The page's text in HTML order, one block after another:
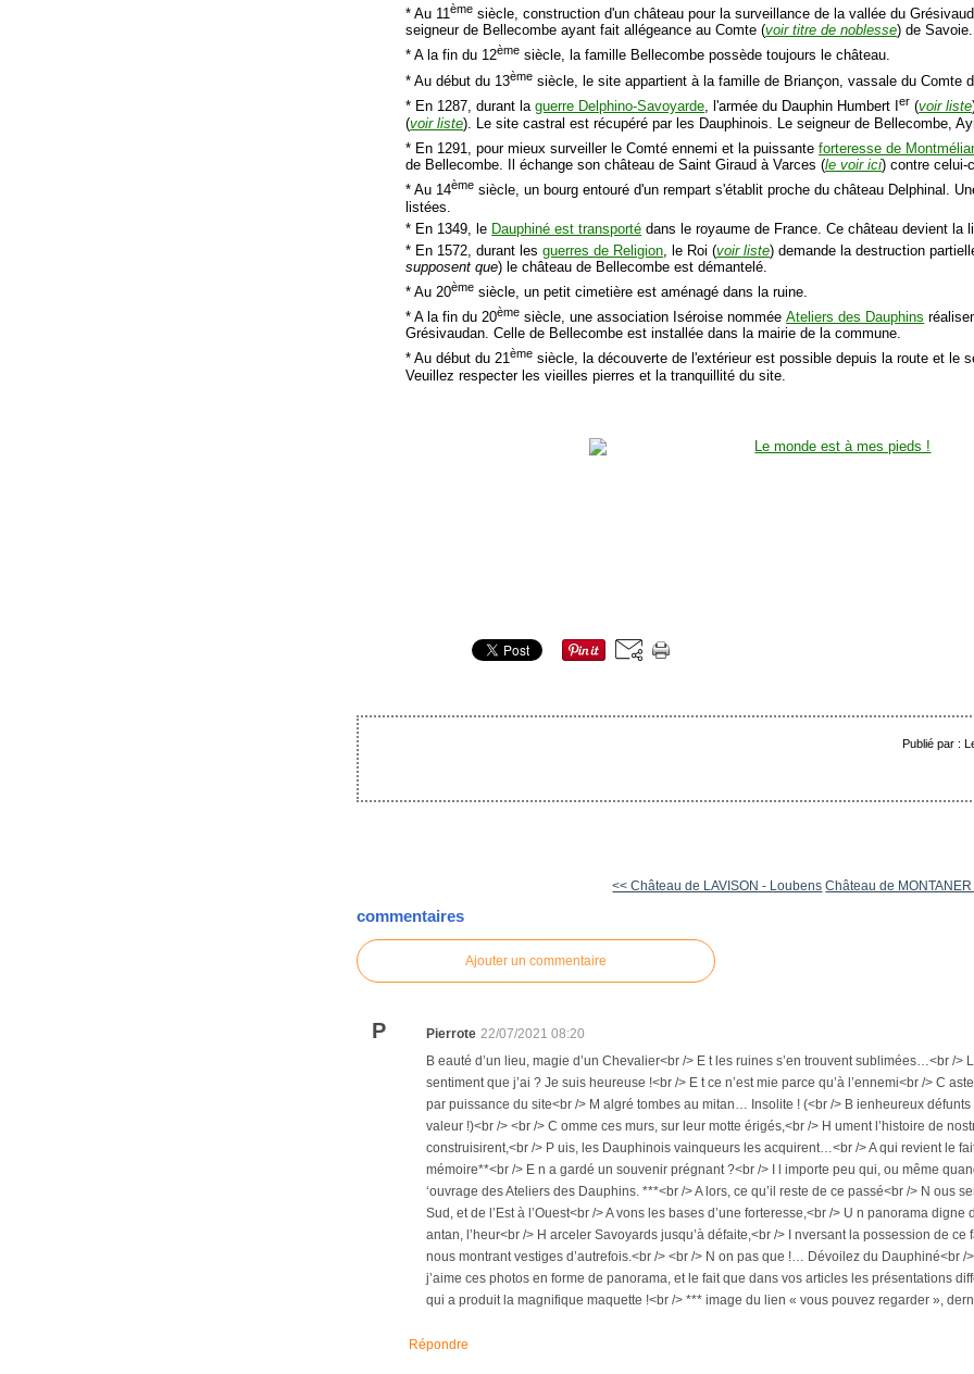
* Au 11ème siècle, construction d'un château pour la surveillance de la vallée du
seigneur de Bellecombe ayant fait allégeance au Comte (voir titre de noblesse) de Savoie.
* A la fin du 12ème siècle, la famille Bellecombe possède toujours le château.
* Au début du 13ème siècle, le site appartient à la famille de Briançon, vassale du Comte
* En 1287, durant laguerre Delphino-Savoyarde, l'armée du Dauphin Humbert Ier (voir liste
(voir liste). Le site castral est récupéré par les Dauphinois. Le seigneur de Bellecombe,
* En 1291, pour mieux surveiller le Comté ennemi et la puissanteforteresse de
de Bellecombe. Il échange son château de Saint Giraud à Varces (le voir ici) contre celui-
* Au 14ème siècle, un bourg entouré d'un rempart s'établit proche du château Delphinal.
listées.
* En 1349, le Dauphiné est transporté dans le royaume de France. Ce château devient la
* En 1572, durant lesguerres de Religion , le Roi (voir liste) demande la destruction
supposent que) le château de Bellecombe est démantelé.
* Au 20ème siècle, un petit cimetière est aménagé dans la ruine.
* A la fin du 20ème siècle, une association Iséroise nomméeAteliers des Dauphins
Grésivaudan. Celle de Bellecombe est installée dans la mairie de la commune.
* Au début du 21ème siècle, la découverte de l'extérieur est possible depuis la route et le
Veuillez respecter les vieilles pierres et la tranquillité du site.
Publié par :
<< Château de LAVISON - Loubens Château de
commentaires
Ajouter un commentaire
P Pierrote 22/07/2021 08:20
B eauté d’un lieu, magie d’un Chevalier<br /> E t les ruines s’en trouvent sublimées…<br />
sentiment que j’ai ? Je suis heureuse !<br /> E t ce n’est mie parce qu’à l’ennemi<br /> C
par puissance du site<br /> M algré tombes au mitan… Insolite ! (<br /> B ienheureux
valeur !)<br /> <br /> C omme ces murs, sur leur motte érigés,<br /> H ument l’histoire de
construisirent,<br /> P uis, les Dauphinois vainqueurs les acquirent…<br /> A qui revient le
mémoire**<br /> E n a gardé un souvenir prégnant ?<br /> I l importe peu qui, ou même
‘ouvrage des Ateliers des Dauphins. ***<br /> A lors, ce qu’il reste de ce passé<br /> N ous
Sud, et de l’Est à l’Ouest<br /> A vons les bases d’une forteresse,<br /> U n panorama
antan, l’heur<br /> H arceler Savoyards jusqu’à défaite,<br /> I nversant la possession de
nous montrant vestiges d’autrefois.<br /> <br /> N on pas que !… Dévoilez du Dauphiné<br
j’aime ces photos en forme de panorama, et le fait que dans vos articles les présentations
qui a produit la magnifique maquette !<br /> *** image du lien « vous pouvez regarder »,
Répondre